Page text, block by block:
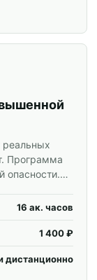
реальных
Программа
опасности.
16 ак. часов
1 400 ₽
дистанционно